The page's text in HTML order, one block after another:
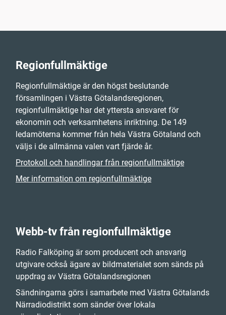
Regionfullmäktige
Regionfullmäktige är den högst beslutande
församlingen i Västra Götalandsregionen,
regionfullmäktige har det yttersta ansvaret för
ekonomin och verksamhetens inriktning. De 149
ledamöterna kommer från hela Västra Götaland och
väljs i de allmänna valen vart fjärde år.
Protokoll och handlingar från regionfullmäktige
Mer information om regionfullmäktige
Webb-tv från regionfullmäktige
Radio Falköping är som producent och ansvarig
utgivare också ägare av bildmaterialet som sänds på
uppdrag av Västra Götalandsregionen
Sändningarna görs i samarbete med Västra Götalands
Närradiodistrikt som sänder över lokala